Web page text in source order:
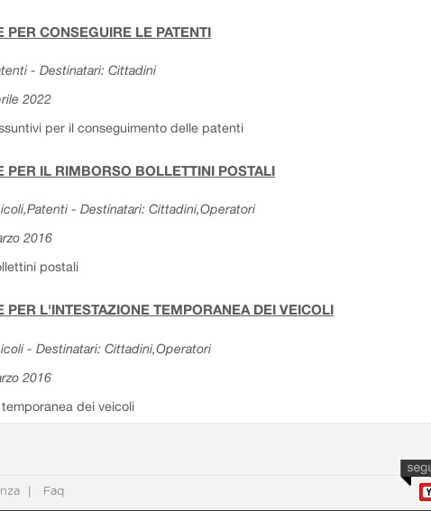
PER CONSEGUIRE LE PATENTI
- Destinatari: Cittadini
2022
per il conseguimento delle patenti
PER IL RIMBORSO BOLLETTINI POSTALI
- Destinatari: Cittadini,Operatori
2016
postali
PER L'INTESTAZIONE TEMPORANEA DEI VEICOLI
- Destinatari: Cittadini,Operatori
2016
dei veicoli
Faq